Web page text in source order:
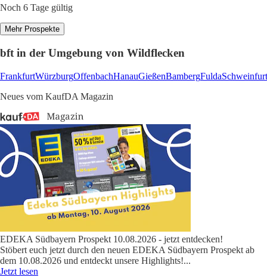
Noch 6 Tage gültig
Mehr Prospekte
bft in der Umgebung von Wildflecken
FrankfurtWürzburgOffenbachHanauGießenBambergFuldaSchweinfurt
Neues vom KaufDA Magazin
EDEKA Südbayern Prospekt 10.08.2026 - jetzt entdecken!
Stöbert euch jetzt durch den neuen EDEKA Südbayern Prospekt ab
dem 10.08.2026 und entdeckt unsere Highlights!...
Jetzt lesen